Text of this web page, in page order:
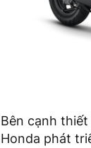
Bên cạnh
Honda phát